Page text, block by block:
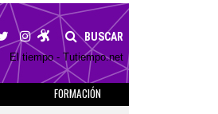
BUSCAR
El tiempo - Tutiempo.net
FORMACIÓN